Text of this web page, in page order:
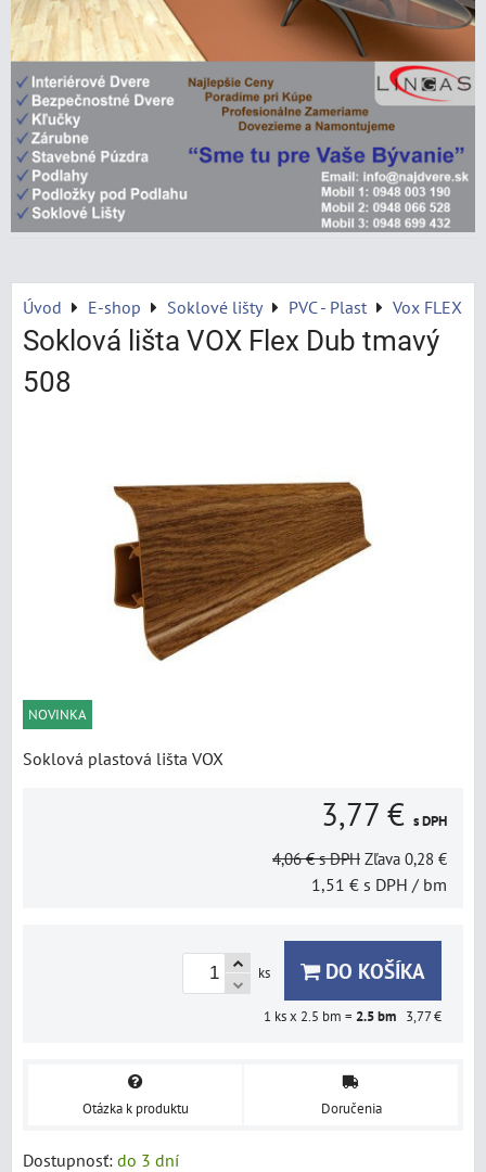
Úvod E-shop Soklové lišty PVC - Plast Vox FLEX
Soklová lišta VOX Flex Dub tmavý
508
NOVINKA
Soklová plastová lišta VOX
3,77 € s DPH
4,06 € s DPH Zľava 0,28 €
1,51 € s DPH / bm
ks DO KOŠÍKA
1 ks x 2.5 bm = 2.5bm 3,77 €
Otázka k produktu Doručenia
Dostupnosť: do 3 dní